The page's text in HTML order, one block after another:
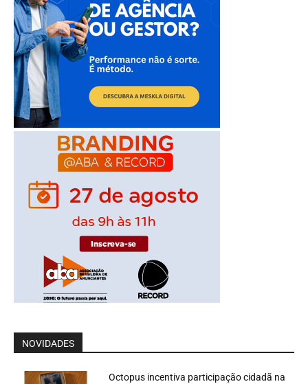
NOVIDADES
Octopus incentiva participação cidadã na